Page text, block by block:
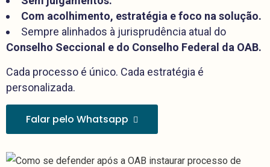
Com acolhimento, estratégia e foco na solução.
Sempre alinhados à jurisprudência atual do
Conselho Seccional e do Conselho Federal da OAB.
Cada processo é único. Cada estratégia é
personalizada.
Falar pelo Whatsapp